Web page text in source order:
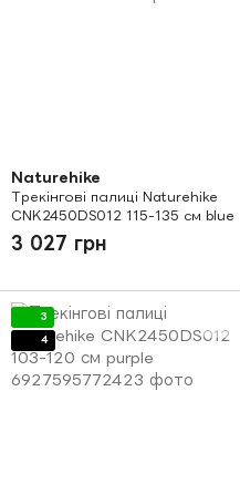
Naturehike
Трекінгові палиці Naturehike
CNK2450DS012 115-135 см blue
3 027 грн
3
4